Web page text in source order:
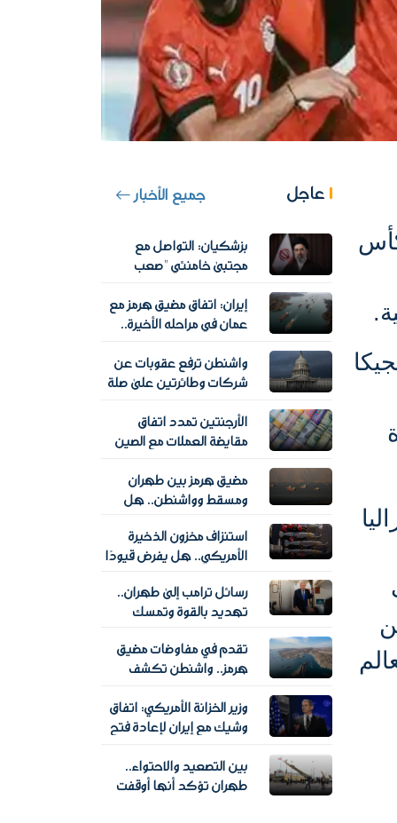
أمام بلجيكا
أستراليا
عاجل جميع الأخبار
بزشكيان: التواصل مع
مجتبى خامنئي "صعب
للمرشد الإيراني الجديد
إيران: اتفاق مضيق هرمز مع
عمان في مراحله الأخيرة..
واشنطن ترفع عقوبات عن
شركات وطائرتين على صلة
الأرجنتين تمدد اتفاق
مقايضة العملات مع الصين
مضيق هرمز بين طهران
ومسقط وواشنطن.. هل
الملاحة؟
استنزاف مخزون الذخيرة
الأمريكي.. هل يفرض قيودًا
العسكرية؟
رسائل ترامب إلى طهران..
تهديد بالقوة وتمسك
تقدم في مفاوضات مضيق
هرمز.. واشنطن تكشف
وتترقب اتفاقا قريبا
وزير الخزانة الأمريكي: اتفاق
وشيك مع إيران لإعادة فتح
بين التصعيد والاحتواء..
طهران تؤكد أنها أوقفت